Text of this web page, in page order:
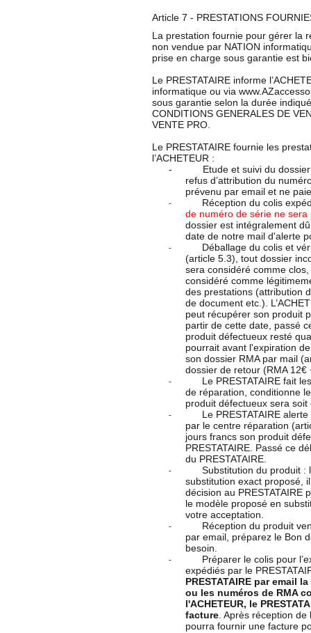
Article 7 - PRESTATIONS
La prestation fournie pour gérer la
non vendue par NATION
prise en charge sous garantie est
Le PRESTATAIRE informe
informatique ou via
sous garantie selon la durée
CONDITIONS GENERALES DE
VENTE PRO.
Le PRESTATAIRE fournie les
l’ACHETEUR :
-
Etude et suivi du
refus d’attribution du
prévenu par email et ne
-
Réception du colis
de numéro de série ne sera
dossier est intégralement
date de notre mail d'alerte
-
Déballage du colis et
(article 5.3), tout dossier
sera considéré comme
considéré comme
des prestations (attribution
de document etc.).
peut récupérer son produit
partir de cette date, passé
produit défectueux resté
pourrait avant l'expiration
son dossier RMA par mail
dossier de retour (RMA
-
Le PRESTATAIRE fait
de réparation, conditionne
produit défectueux sera
-
Le PRESTATAIRE
par le centre réparation
jours francs son produit
PRESTATAIRE. Passé ce
du PRESTATAIRE.
-
Substitution du produit :
substitution exact proposé,
décision au PRESTATAIRE
le modèle proposé en
votre acceptation.
-
Réception du produit
par email, préparez le Bon
besoin.
-
Préparer le colis pour
expédiés par le
PRESTATAIRE par email
ou les numéros de RMA
l'ACHETEUR, le
facture. Après réception de
pourra fournir une facture